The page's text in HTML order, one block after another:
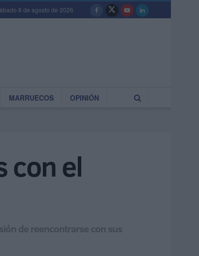
8 de agosto de 2026
MARRUECOS OPINIÓN
con el
de reencontrarse con sus